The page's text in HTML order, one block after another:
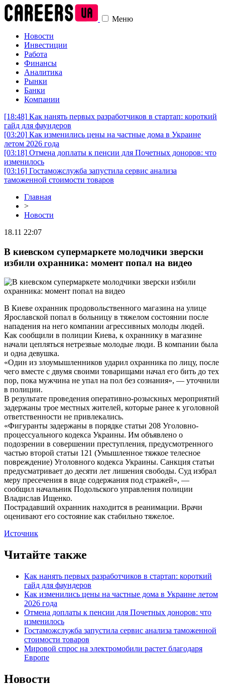
Меню
Новости
Инвестиции
Работа
Финансы
Аналитика
Рынки
Банки
Компании
[18:48] Как нанять первых разработчиков в стартап: короткий
гайд для фаундеров
[03:20] Как изменились цены на частные дома в Украине
летом 2026 года
[03:18] Отмена доплаты к пенсии для Почетных доноров: что
изменилось
[03:16] Гостаможслужба запустила сервис анализа
таможенной стоимости товаров
Главная
>
Новости
18.11 22:07
В киевском супермаркете молодчики зверски
избили охранника: момент попал на видео
В Киеве охранник продовольственного магазина на улице
Ярославской попал в больницу в тяжелом состоянии после
нападения на него компании агрессивных молоды людей.
Как сообщили в полиции Киева, к охраннику в магазине
начали цепляться нетрезвые молодые люди. В компании была
и одна девушка.
«Один из злоумышленников ударил охранника по лицу, после
чего вместе с двумя своими товарищами начал его бить до тех
пор, пока мужчина не упал на пол без сознания», — уточнили
в полиции.
В результате проведения оперативно-розыскных мероприятий
задержаны трое местных жителей, которые ранее к уголовной
ответственности не привлекались.
«Фигуранты задержаны в порядке статьи 208 Уголовно-
процессуального кодекса Украины. Им объявлено о
подозрении в совершении преступления, предусмотренного
частью второй статьи 121 (Умышленное тяжкое телесное
повреждение) Уголовного кодекса Украины. Санкция статьи
предусматривает до десяти лет лишения свободы. Суд избрал
меру пресечения в виде содержания под стражей», —
сообщил начальник Подольского управления полиции
Владислав Ищенко.
Пострадавший охранник находится в реанимации. Врачи
оценивают его состояние как стабильно тяжелое.
Источник
Читайте также
Как нанять первых разработчиков в стартап: короткий
гайд для фаундеров
Как изменились цены на частные дома в Украине летом
2026 года
Отмена доплаты к пенсии для Почетных доноров: что
изменилось
Гостаможслужба запустила сервис анализа таможенной
стоимости товаров
Мировой спрос на электромобили растет благодаря
Европе
Новости